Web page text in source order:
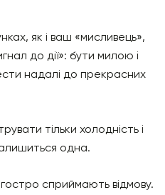
як і ваш «мисливець»,
до дії»: бути милою і
надалі до прекрасних
тільки холодність і
одна.
сприймають відмову.